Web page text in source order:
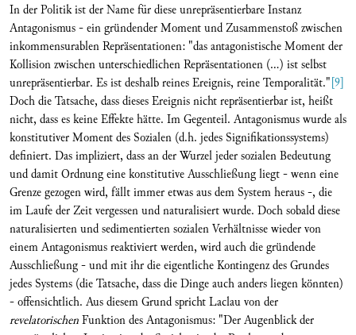
In der Politik ist der Name für diese unrepräsentierbare Instanz
Antagonismus - ein gründender Moment und Zusammenstoß zwischen
inkommensurablen Repräsentationen: "das antagonistische Moment der
Kollision zwischen unterschiedlichen Repräsentationen (...) ist selbst
unrepräsentierbar. Es ist deshalb reines Ereignis, reine Temporalität."[9]
Doch die Tatsache, dass dieses Ereignis nicht repräsentierbar ist, heißt
nicht, dass es keine Effekte hätte. Im Gegenteil. Antagonismus wurde als
konstitutiver Moment des Sozialen (d.h. jedes Signifikationssystems)
definiert. Das impliziert, dass an der Wurzel jeder sozialen Bedeutung
und damit Ordnung eine konstitutive Ausschließung liegt - wenn eine
Grenze gezogen wird, fällt immer etwas aus dem System heraus -, die
im Laufe der Zeit vergessen und naturalisiert wurde. Doch sobald diese
naturalisierten und sedimentierten sozialen Verhältnisse wieder von
einem Antagonismus reaktiviert werden, wird auch die gründende
Ausschließung - und mit ihr die eigentliche Kontingenz des Grundes
jedes Systems (die Tatsache, dass die Dinge auch anders liegen könnten)
- offensichtlich. Aus diesem Grund spricht Laclau von der
revelatorischenFunktion des Antagonismus: "Der Augenblick der